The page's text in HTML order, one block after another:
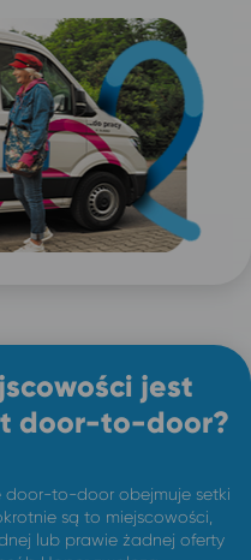
jest
door-to-door?
door-to-door obejmuje setki
są to miejscowości,
lub prawie żadnej oferty